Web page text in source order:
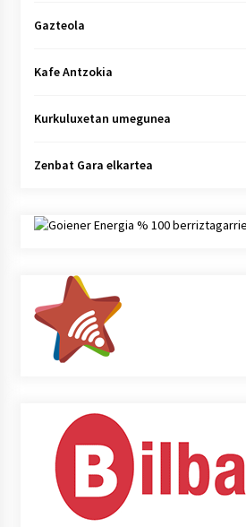
Gazteola
Kafe Antzokia
Kurkuluxetan umegunea
Zenbat Gara elkartea